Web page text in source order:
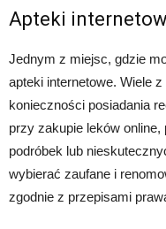
Apteki
Jednym z miejsc, gdzie
apteki internetowe. Wiele
konieczności posiadania
przy zakupie leków
podróbek lub
wybierać zaufane i
zgodnie z przepisami